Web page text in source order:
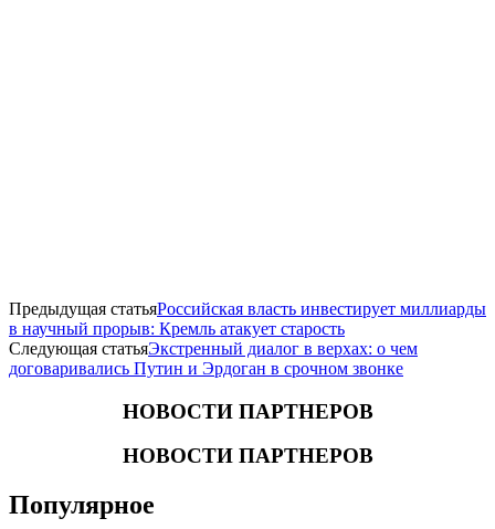
Предыдущая статьяРоссийская власть инвестирует миллиарды
в научный прорыв: Кремль атакует старость
Следующая статьяЭкстренный диалог в верхах: о чем
договаривались Путин и Эрдоган в срочном звонке
НОВОСТИ ПАРТНЕРОВ
НОВОСТИ ПАРТНЕРОВ
Популярное